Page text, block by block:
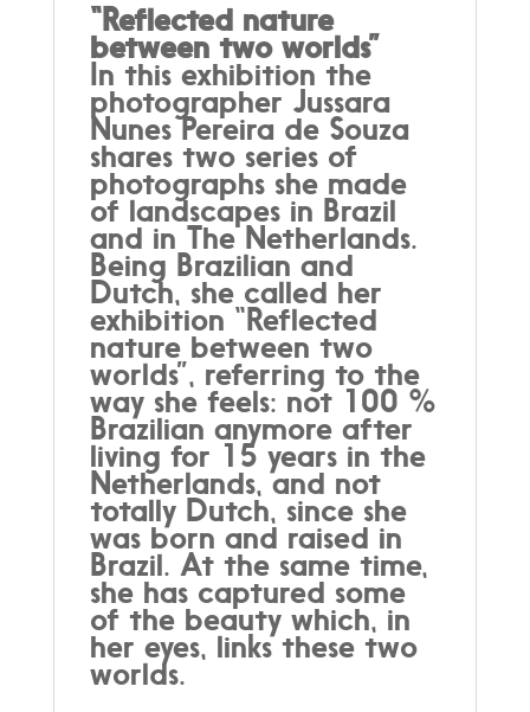
“Reflected nature
between two worlds”
In this exhibition the
photographer Jussara
Nunes Pereira de Souza
shares two series of
photographs she made
of landscapes in Brazil
and in The Netherlands.
Being Brazilian and
Dutch, she called her
exhibition “Reflected
nature between two
worlds”, referring to the
way she feels: not 100 %
Brazilian anymore after
living for 15 years in the
Netherlands, and not
totally Dutch, since she
was born and raised in
Brazil. At the same time,
she has captured some
of the beauty which, in
her eyes, links these two
worlds.